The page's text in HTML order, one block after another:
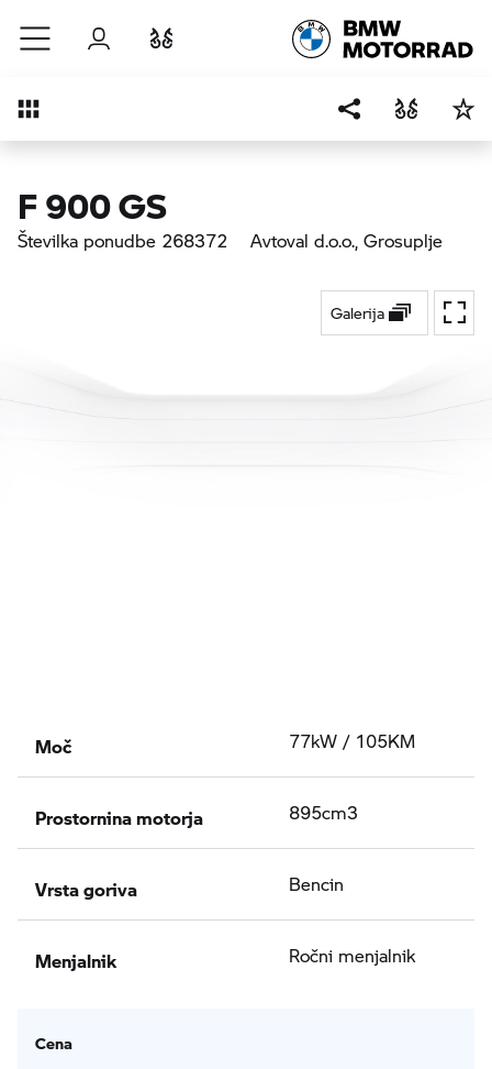
Preskoči na glavno vsebino
Prijava
Pregled
F 900 GS
Številka ponudbe 268372 Avtoval d.o.o., Grosuplje
Galerija
Moč 77kW / 105KM
Prostornina motorja 895cm3
Vrsta goriva Bencin
Menjalnik Ročni menjalnik
Cena